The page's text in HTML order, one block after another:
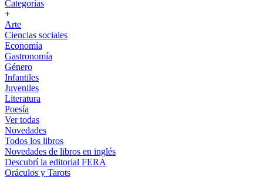
Categorías
+
Arte
Ciencias sociales
Economía
Gastronomía
Género
Infantiles
Juveniles
Literatura
Poesía
Ver todas
Novedades
Todos los libros
Novedades de libros en inglés
Descubrí la editorial FERA
Oráculos y Tarots